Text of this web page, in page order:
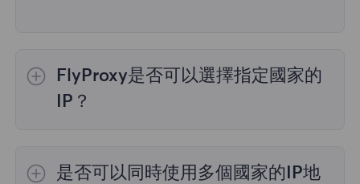
FlyProxy是否可以選擇指定國家的
IP？
的代理選擇； 靜態住宅代理提供36個國家的代
是否可以同時使用多個國家的IP地